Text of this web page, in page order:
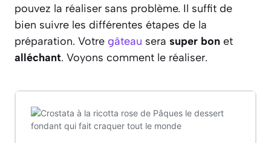
pouvez la réaliser sans problème. Il suffit de
bien suivre les différentes étapes de la
préparation. Votre gâteau sera super bon et
alléchant. Voyons comment le réaliser.